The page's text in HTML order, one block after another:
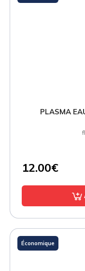
PLASMA
12.00€
Économique